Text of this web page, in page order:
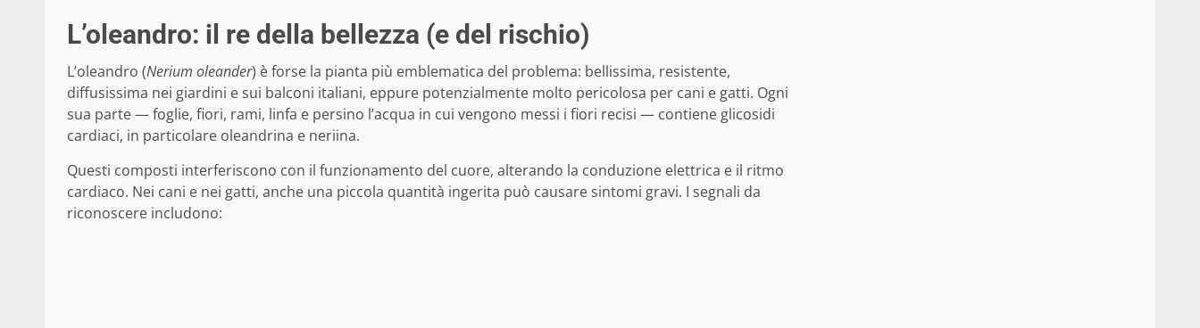
L’oleandro: il re della bellezza (e del rischio)
L’oleandro (Nerium oleander) è forse la pianta più emblematica del problema: bellissima, resistente,
diffusissima nei giardini e sui balconi italiani, eppure potenzialmente molto pericolosa per cani e gatti. Ogni
sua parte — foglie, fiori, rami, linfa e persino l’acqua in cui vengono messi i fiori recisi — contiene glicosidi
cardiaci, in particolare oleandrina e neriina.
Questi composti interferiscono con il funzionamento del cuore, alterando la conduzione elettrica e il ritmo
cardiaco. Nei cani e nei gatti, anche una piccola quantità ingerita può causare sintomi gravi. I segnali da
riconoscere includono: